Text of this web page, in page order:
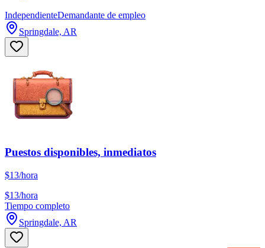
IndependienteDemandante de empleo
Springdale, AR
Puestos disponibles, inmediatos
$13/hora
$13/hora
Tiempo completo
Springdale, AR